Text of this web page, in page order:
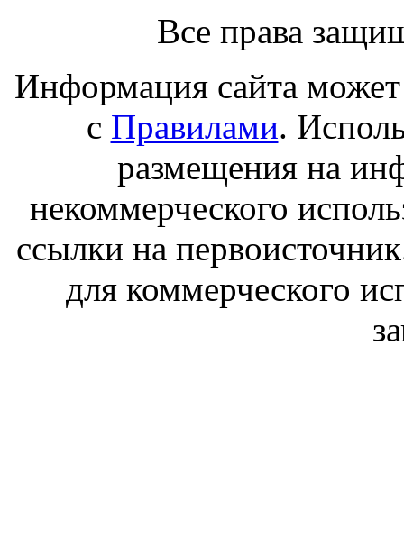
Все права
Информация сайта может
с Правилами.
размещения на
некоммерческого
ссылки на
для коммерческого